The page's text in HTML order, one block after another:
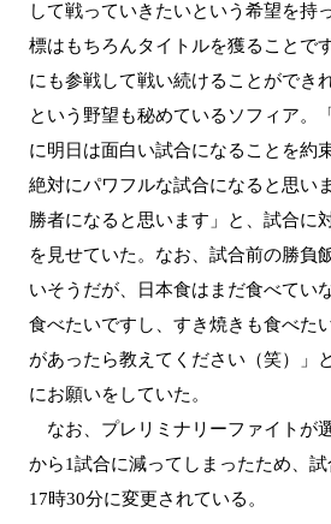
して戦っていきたいという希望を持
標はもちろんタイトルを獲ることで
にも参戦して戦い続けることができ
という野望も秘めているソフィア。
に明日は面白い試合になることを約
絶対にパワフルな試合になると思い
勝者になると思います」と、試合に
を見せていた。なお、試合前の勝負
いそうだが、日本食はまだ食べてい
食べたいですし、すき焼きも食べた
があったら教えてください（笑）」
にお願いをしていた。
なお、プレリミナリーファイトが
から1試合に減ってしまったため、
17時30分に変更されている。